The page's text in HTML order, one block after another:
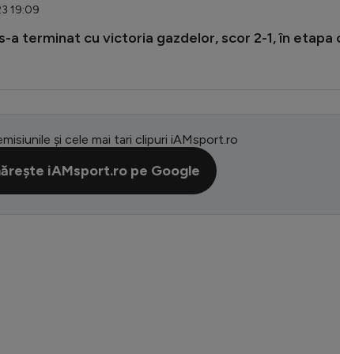
19:09
a terminat cu victoria gazdelor, scor 2-1, în etapa
și cele mai tari clipuri iAMsport.ro
iAMsport.ro pe Google